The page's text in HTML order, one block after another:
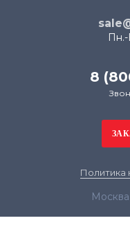
8
Политика